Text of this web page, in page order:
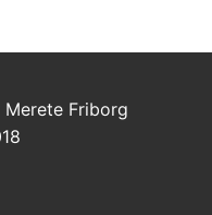
Friborg